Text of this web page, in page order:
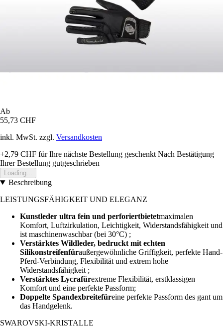
Ab
55,73 CHF
inkl. MwSt. zzgl. Versandkosten
+2,79 CHF für Ihre nächste Bestellung geschenkt Nach Bestätigung
Ihrer Bestellung gutgeschrieben
Loading...
Beschreibung
LEISTUNGSFÄHIGKEIT UND ELEGANZ
Kunstleder ultra fein und perforiertbietetmaximalen
Komfort, Luftzirkulation, Leichtigkeit, Widerstandsfähigkeit und
ist maschinenwaschbar (bei 30°C) ;
Verstärktes Wildleder, bedruckt mit echten
Silikonstreifenfüraußergewöhnliche Griffigkeit, perfekte Hand-
Pferd-Verbindung, Flexibilität und extrem hohe
Widerstandsfähigkeit ;
Verstärktes Lycrafürextreme Flexibilität, erstklassigen
Komfort und eine perfekte Passform;
Doppelte Spandexbreitefüreine perfekte Passform des gant um
das Handgelenk.
SWAROVSKI-KRISTALLE